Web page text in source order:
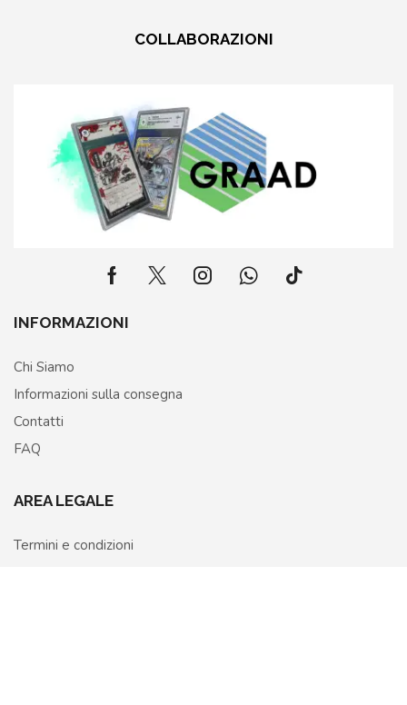
COLLABORAZIONI
INFORMAZIONI
Chi Siamo
Informazioni sulla consegna
Contatti
FAQ
AREA LEGALE
Termini e condizioni